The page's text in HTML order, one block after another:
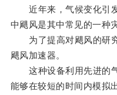
近年来，气候变化引发
中飓风是其中常见的一种
为了提高对飓风的研究
飓风加速器。
这种设备利用先进的气
能够在较短的时间内模拟